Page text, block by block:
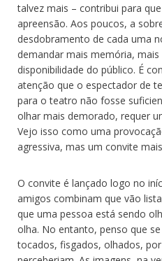
talvez mais – contribui para
apreensão. Aos poucos, a
desdobramento de cada uma
demandar mais memória,
disponibilidade do público. É
atenção que o espectador de
para o teatro não fosse
olhar mais demorado, requer
Vejo isso como uma
agressiva, mas um convite
O convite é lançado logo no
amigos combinam que vão
que uma pessoa está sendo
olha. No entanto, penso que
tocados, fisgados, olhados,